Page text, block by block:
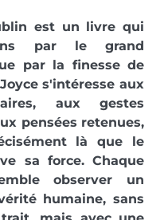
est un livre qui
par le grand
par la finesse de
s'intéresse aux
aux gestes
pensées retenues,
là que le
sa force. Chaque
observer un
humaine, sans